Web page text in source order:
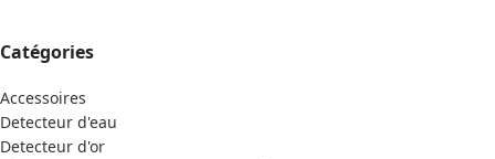
Catégories
Accessoires
Detecteur d'eau
Detecteur d'or